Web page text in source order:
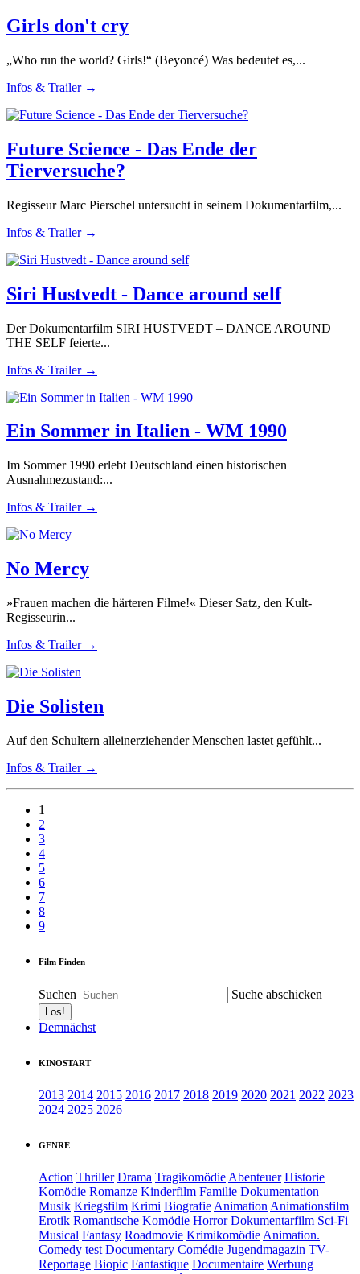
Girls don't cry
„Who run the world? Girls!“ (Beyoncé) Was bedeutet es,...
Infos & Trailer →
Future Science - Das Ende der
Tierversuche?
Regisseur Marc Pierschel untersucht in seinem Dokumentarfilm,...
Infos & Trailer →
Siri Hustvedt - Dance around self
Der Dokumentarfilm SIRI HUSTVEDT – DANCE AROUND
THE SELF feierte...
Infos & Trailer →
Ein Sommer in Italien - WM 1990
Im Sommer 1990 erlebt Deutschland einen historischen
Ausnahmezustand:...
Infos & Trailer →
No Mercy
»Frauen machen die härteren Filme!« Dieser Satz, den Kult-
Regisseurin...
Infos & Trailer →
Die Solisten
Auf den Schultern alleinerziehender Menschen lastet gefühlt...
Infos & Trailer →
1
2
3
4
5
6
7
8
9
Film Finden
Suchen Suche abschicken
Demnächst
KINOSTART
2013 2014 2015 2016 2017 2018 2019 2020 2021 2022 2023
2024 2025 2026
GENRE
Action Thriller Drama Tragikomödie Abenteuer Historie
Komödie Romanze Kinderfilm Familie Dokumentation
Musik Kriegsfilm Krimi Biografie Animation Animationsfilm
Erotik Romantische Komödie Horror Dokumentarfilm Sci-Fi
Musical Fantasy Roadmovie Krimikomödie Animation.
Comedy test Documentary Comédie Jugendmagazin TV-
Reportage Biopic Fantastique Documentaire Werbung